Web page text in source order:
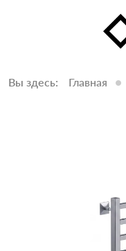
Вы здесь: Главная